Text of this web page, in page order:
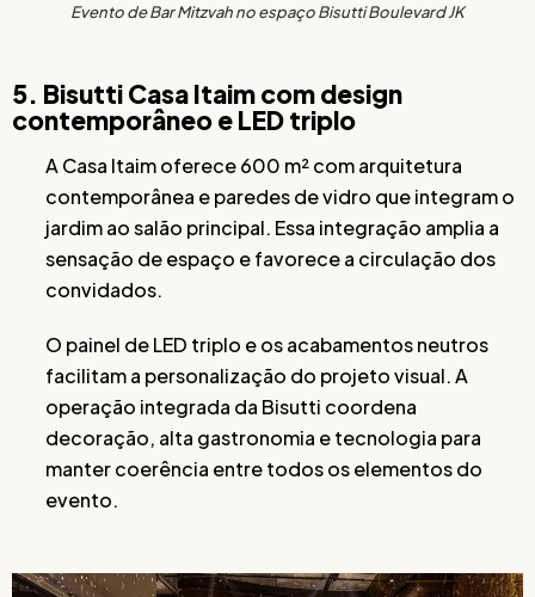
Evento de Bar Mitzvah no espaço Bisutti Boulevard JK
5. Bisutti Casa Itaim com design
contemporâneo e LED triplo
A Casa Itaim oferece 600 m² com arquitetura
contemporânea e paredes de vidro que integram o
jardim ao salão principal. Essa integração amplia a
sensação de espaço e favorece a circulação dos
convidados.
O painel de LED triplo e os acabamentos neutros
facilitam a personalização do projeto visual. A
operação integrada da Bisutti coordena
decoração, alta gastronomia e tecnologia para
manter coerência entre todos os elementos do
evento.